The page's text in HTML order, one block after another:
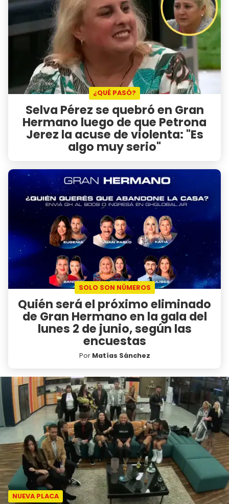
¿QUÉ PASÓ?
Selva Pérez se quebró en Gran
Hermano luego de que Petrona
Jerez la acuse de violenta: "Es
algo muy serio"
SOLO SON NÚMEROS
Quién será el próximo eliminado
de Gran Hermano en la gala del
lunes 2 de junio, según las
encuestas
Por Matías Sánchez
NUEVA PLACA